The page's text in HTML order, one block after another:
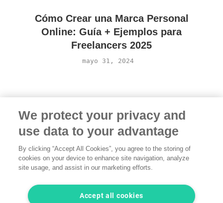
Cómo Crear una Marca Personal
Online: Guía + Ejemplos para
Freelancers 2025
mayo 31, 2024
Términos·Privacidad ·Aviso legal·Contacta con
nosotros
© 2026 freelancermap GmbH
We protect your privacy and
use data to your advantage
By clicking “Accept All Cookies”, you agree to the storing of
cookies on your device to enhance site navigation, analyze
site usage, and assist in our marketing efforts.
Accept all cookies